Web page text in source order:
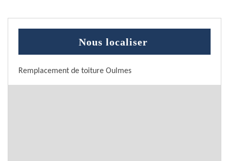
Nous localiser
Remplacement de toiture Oulmes